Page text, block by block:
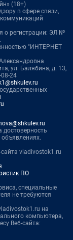
(18+)
в сфере связи,
о регистрации: ЭЛ №
"ИНТЕРНЕТ
ул. Балябина, д. 13,
24
достоверность
vladivostok1.ru
ПО
специальные
не требуются
на
компьютера,
Веб-сайта: